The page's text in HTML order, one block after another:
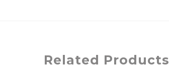
Related Products